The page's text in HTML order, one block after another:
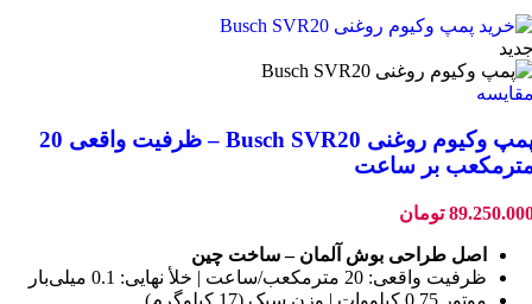
پمپ وکیوم روغنی Busch SVR20 – ظرفیت واقعی 20
بر ساعت
تومان
اصل طراحی بوش آلمان – ساخت چین
ظرفیت واقعی: 20 مترمکعب/ساعت | خلأ نهایی: 0.1 میلی‌بار
موتور 0.75 کیلووات | وزن سبک (17 کیلوگرم)